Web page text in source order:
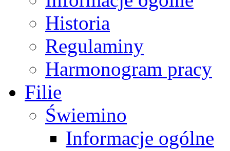
Historia
Regulaminy
Harmonogram pracy
Filie
Świemino
Informacje ogólne